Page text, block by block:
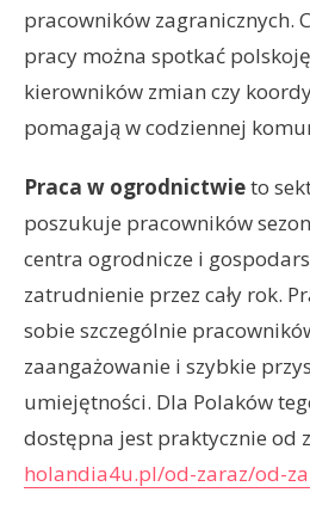
pracowników zagranicznych.
pracy można spotkać
kierowników zmian czy
pomagają w codziennej
Praca w ogrodnictwieto
poszukuje pracowników
centra ogrodnicze i
zatrudnienie przez cały rok.
sobie szczególnie
zaangażowanie i szybkie
umiejętności. Dla Polaków
dostępna jest praktycznie od
holandia4u.pl/od-zaraz/od-